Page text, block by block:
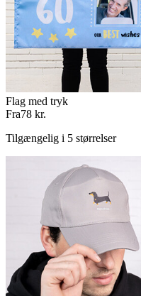
Flag med tryk
Fra78 kr.
Tilgængelig i 5 størrelser